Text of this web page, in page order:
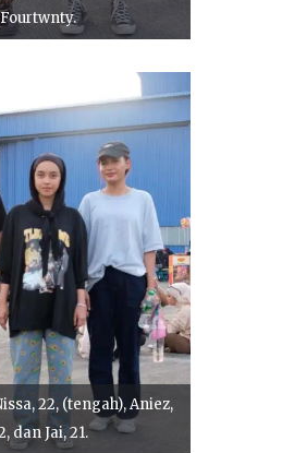
Fourtwnty.
22, (tengah), Aniez,
dan Jai, 21.